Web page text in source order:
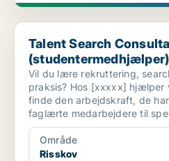
Talent Search Consultant
Talent Search
(studentermedhjælper)
Vil du lære rekruttering,
praksis? Hos [xxxxx] hjælper
finde den arbejdskraft, de
faglærte medarbejdere til
Område
Risskov